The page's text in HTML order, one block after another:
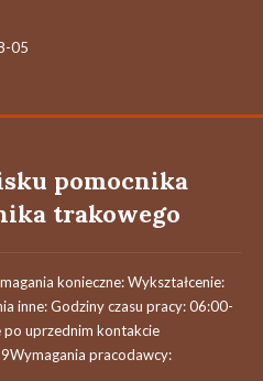
05
pomocnika
trakowego
konieczne: Wykształcenie:
inne: Godziny czasu pracy: 06:00-
uprzednim kontakcie
pracodawcy: